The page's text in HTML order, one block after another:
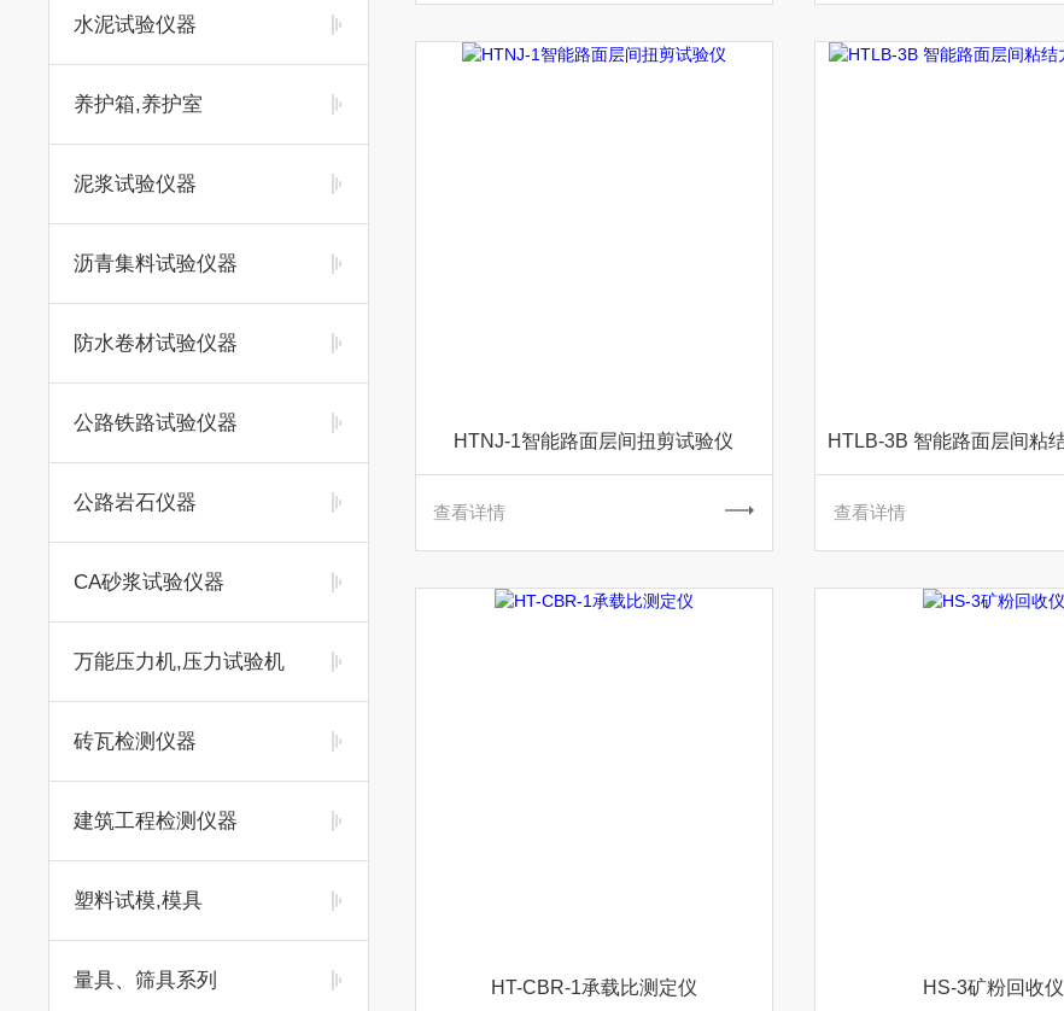
水泥试验仪器
养护箱,养护室
泥浆试验仪器
沥青集料试验仪器
防水卷材试验仪器
公路铁路试验仪器
公路岩石仪器
CA砂浆试验仪器
万能压力机,压力试验机
砖瓦检测仪器
建筑工程检测仪器
塑料试模,模具
量具、筛具系列
HTNJ-1智能路面层间扭剪试验仪
查看详情 查看详情
HT-CBR-1承载比测定仪 HS-3矿粉回收仪